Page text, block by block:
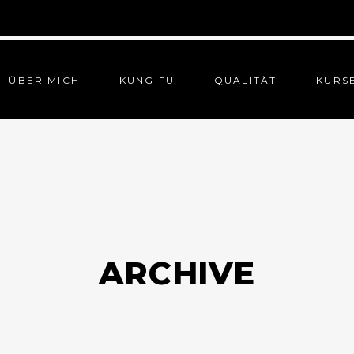
ÜBER MICH KUNG FU QUALITÄT KURSE
ARCHIVE